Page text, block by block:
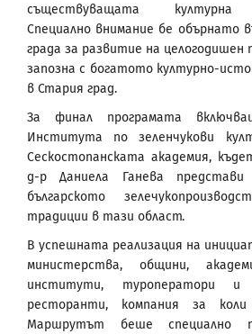
съществуващата културна
Специално внимание бе обърнато
града за развитие на целогодишен
запозна с богатото културно-
в Стария град.
За финал програмата
Института по зеленчукови
Сескостопанската академия,
д-р Даниела Ганева
българското
традиции в тази област.
В успешната реализация на
министерства, общини,
институти, туроператори и
ресторанти, компания за
Маршрутът беше специално